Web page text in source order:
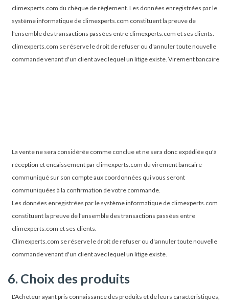
climexperts.com du chèque de règlement.Les données enregistrées par le
système informatique de climexperts.com constituent la preuve de
l'ensemble des transactions passées entre climexperts.com et ses clients.
climexperts.com se réserve le droit de refuser ou d'annuler toute nouvelle
commande venant d'un client avec lequel un litige existe.Virement bancaire
La vente ne sera considérée comme conclue et ne sera donc expédiée qu'à
réception et encaissement par climexperts.com du virement bancaire
communiqué sur son compte aux coordonnées qui vous seront
communiquées à la confirmation de votre commande.
Les données enregistrées par le système informatique de climexperts.com
constituent la preuve de l'ensemble des transactions passées entre
climexperts.com et ses clients.
Climexperts.com se réserve le droit de refuser ou d'annuler toute nouvelle
commande venant d'un client avec lequel un litige existe.
6. Choix des produits
L'Acheteur ayant pris connaissance des produits et de leurs caractéristiques,